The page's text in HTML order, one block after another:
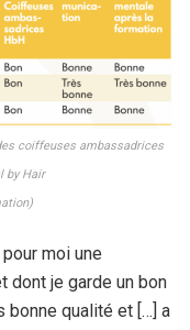
coiffeuses ambassadrices
by Hair
moi une
dont je garde un bon
bonne qualité et […] a